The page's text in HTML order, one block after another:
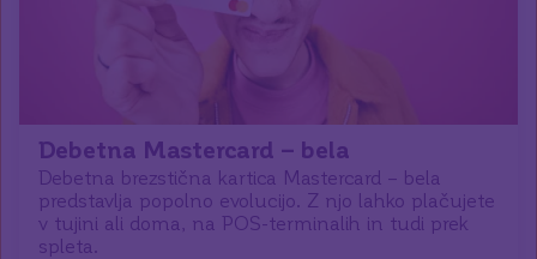
Debetna Mastercard – bela
Debetna brezstična kartica Mastercard – bela
predstavlja popolno evolucijo. Z njo lahko plačujete
v tujini ali doma, na POS-terminalih in tudi prek
spleta.